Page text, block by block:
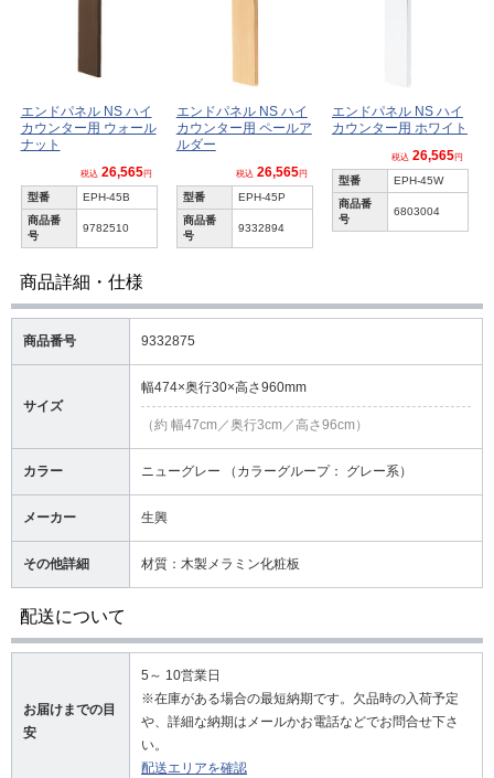
エンドパネル NS ハイ
カウンター用 ウォール
ナット
税込 26,565円
型番
EPH-45B
商品番
号
9782510
エンドパネル NS ハイ
カウンター用 ペールア
ルダー
税込 26,565円
型番
EPH-45P
商品番
号
9332894
エンドパネル NS ハイ
カウンター用 ホワイト
税込 26,565円
型番
EPH-45W
商品番
号
6803004
商品詳細・仕様
商品番号 9332875
サイズ
幅474×奥行30×高さ960mm
（約 幅47cm／奥行3cm／高さ96cm）
カラー ニューグレー （カラーグループ： グレー系）
メーカー 生興
その他詳細 材質：木製メラミン化粧板
配送について
お届けまでの目
安
5～ 10営業日
※在庫がある場合の最短納期です。欠品時の入荷予定
や、詳細な納期はメールかお電話などでお問合せ下さ
い。
配送エリアを確認